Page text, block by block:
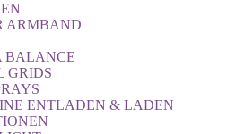
ARMBAND
BALANCE
GRIDS
ENTLADEN & LADEN